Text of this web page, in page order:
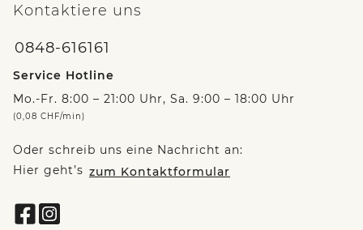
Kontaktiere uns
0848-616161
Service Hotline
Mo.-Fr. 8:00 – 21:00 Uhr, Sa. 9:00 – 18:00 Uhr
(0,08 CHF/min)
Oder schreib uns eine Nachricht an:
Hier geht’s zum Kontaktformular